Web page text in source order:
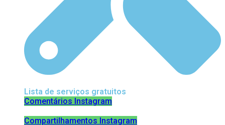
Lista de serviços gratuitos
Comentários Instagram
Compartilhamentos Instagram